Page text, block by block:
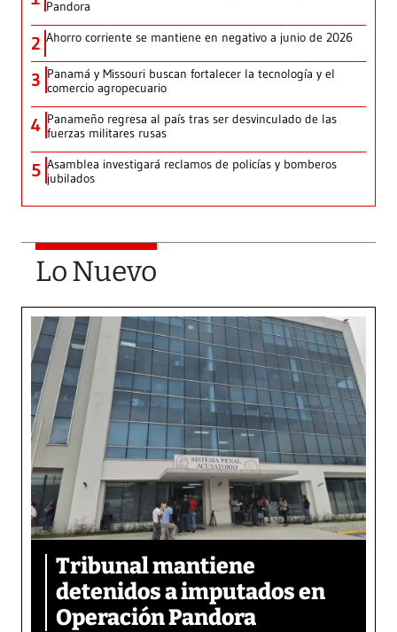
Pandora
2 Ahorro corriente se mantiene en negativo a junio de 2026
3 Panamá y Missouri buscan fortalecer la tecnología y el
comercio agropecuario
4 Panameño regresa al país tras ser desvinculado de las
fuerzas militares rusas
5 Asamblea investigará reclamos de policías y bomberos
jubilados
Lo Nuevo
Tribunal mantiene
detenidos a imputados en
Operación Pandora